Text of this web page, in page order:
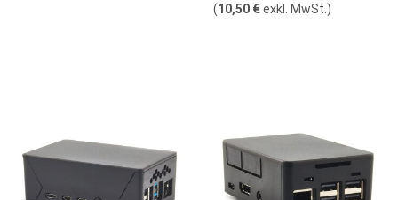
(10,50 €exkl. MwSt. )